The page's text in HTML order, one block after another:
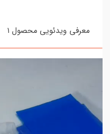
معرفی ویدئویی محصول ۱